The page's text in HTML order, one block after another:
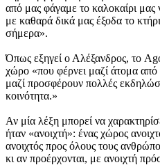
από μας φάγαμε το καλοκαίρι μας
με καθαρά δικά μας έξοδα το
σήμερα».
Όπως εξηγεί ο Αλέξανδρος, το
χώρο «που φέρνει μαζί άτομα από
μαζί προσφέρουν πολλές
κοινότητα.»
Αν μία λέξη μπορεί να
ήταν «ανοιχτή»: ένας χώρος
ανοιχτός προς όλους τους
κι αν προέρχονται, με ανοιχτή